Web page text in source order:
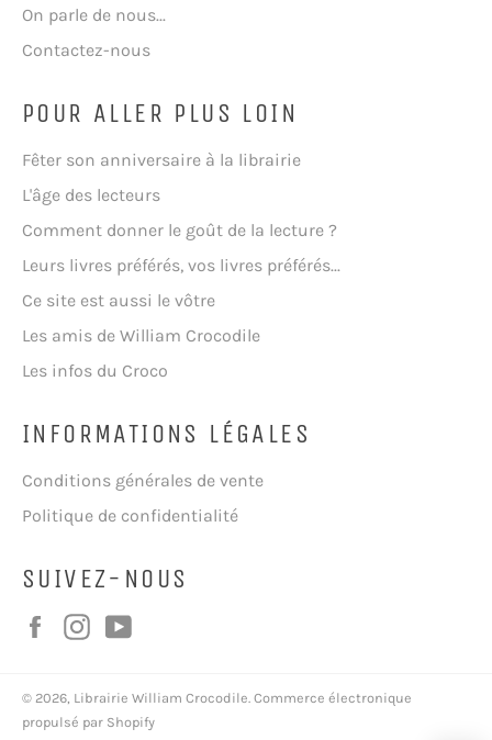
On parle de nous...
Contactez-nous
POUR ALLER PLUS LOIN
Fêter son anniversaire à la librairie
L'âge des lecteurs
Comment donner le goût de la lecture ?
Leurs livres préférés, vos livres préférés...
Ce site est aussi le vôtre
Les amis de William Crocodile
Les infos du Croco
INFORMATIONS LÉGALES
Conditions générales de vente
Politique de confidentialité
SUIVEZ-NOUS
FacebookInstagram
© 2026, Librairie William Crocodile. Commerce électronique
propulsé par Shopify